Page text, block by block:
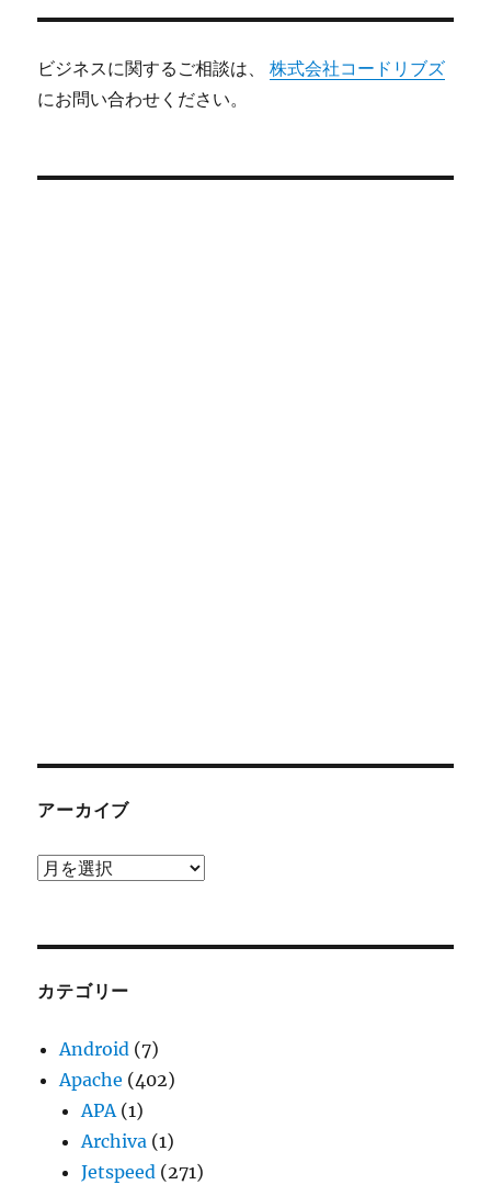
ビジネスに関するご相談は、株式会社コードリブズ
にお問い合わせください。
アーカイブ
ア
ブ
カテゴリー
Android (7)
Apache (402)
APA(1)
Archiva (1)
Jetspeed (271)